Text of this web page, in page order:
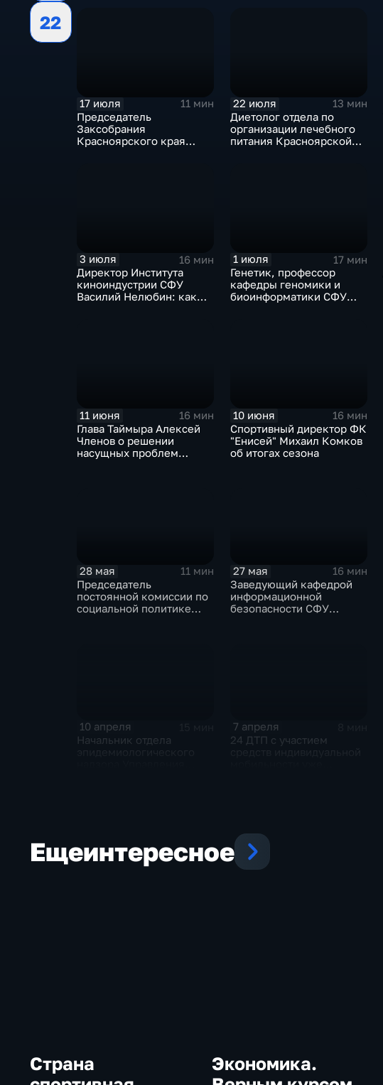
22
17 июля
11 мин
Председатель
Заксобрания
Красноярского края
22 июля
13 мин
Диетолог отдела по
организации лечебного
питания Красноярской
3 июля
16 мин
Директор Института
киноиндустрии СФУ
Василий Нелюбин: как
1 июля
17 мин
Генетик, профессор
кафедры геномики и
биоинформатики СФУ
11 июня
16 мин
Глава Таймыра Алексей
Членов о решении
насущных проблем
10 июня
16 мин
Спортивный директор ФК
"Енисей" Михаил Комков
об итогах сезона
28 мая
11 мин
Председатель
постоянной комиссии по
социальной политике
27 мая
16 мин
Заведующий кафедрой
информационной
безопасности СФУ
10 апреля
Начальник отдела
7 апреля
24 ДТП с участием
Ещеинтересное
Страна
Экономика.